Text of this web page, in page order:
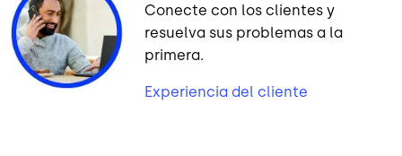
Conecte con los clientes y
resuelva sus problemas a la
primera.
Experiencia del cliente